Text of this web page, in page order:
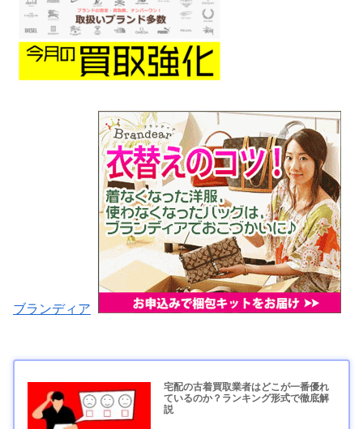
ブランディア
宅配の古着買取業者はどこが一番優れ
ているのか？ランキング形式で徹底解
説